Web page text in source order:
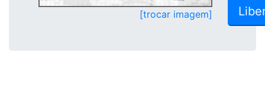
[trocar imagem]